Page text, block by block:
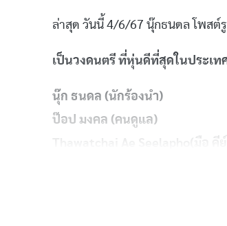
ล่าสุด วันนี้ 4/6/67 นุ๊กธนดล โพส
เป็นวงดนตรี ที่หุ่นดีที่สุดในประเ
นุ๊ก ธนดล (นักร้องนำ)
ป๊อป มงคล (คนดูแล)